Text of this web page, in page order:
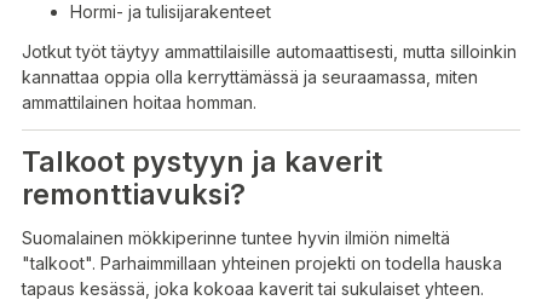
Hormi- ja tulisijarakenteet
Jotkut työt täytyy ammattilaisille automaattisesti, mutta silloinkin
kannattaa oppia olla kerryttämässä ja seuraamassa, miten
ammattilainen hoitaa homman.
Talkoot pystyyn ja kaverit
remonttiavuksi?
Suomalainen mökkiperinne tuntee hyvin ilmiön nimeltä
"talkoot". Parhaimmillaan yhteinen projekti on todella hauska
tapaus kesässä, joka kokoaa kaverit tai sukulaiset yhteen.